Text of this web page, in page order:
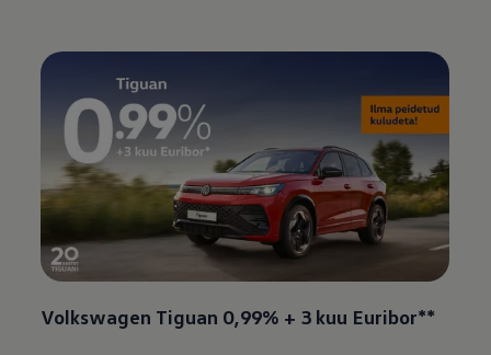
Volkswagen Tiguan 0,99% + 3 kuu Euribor**